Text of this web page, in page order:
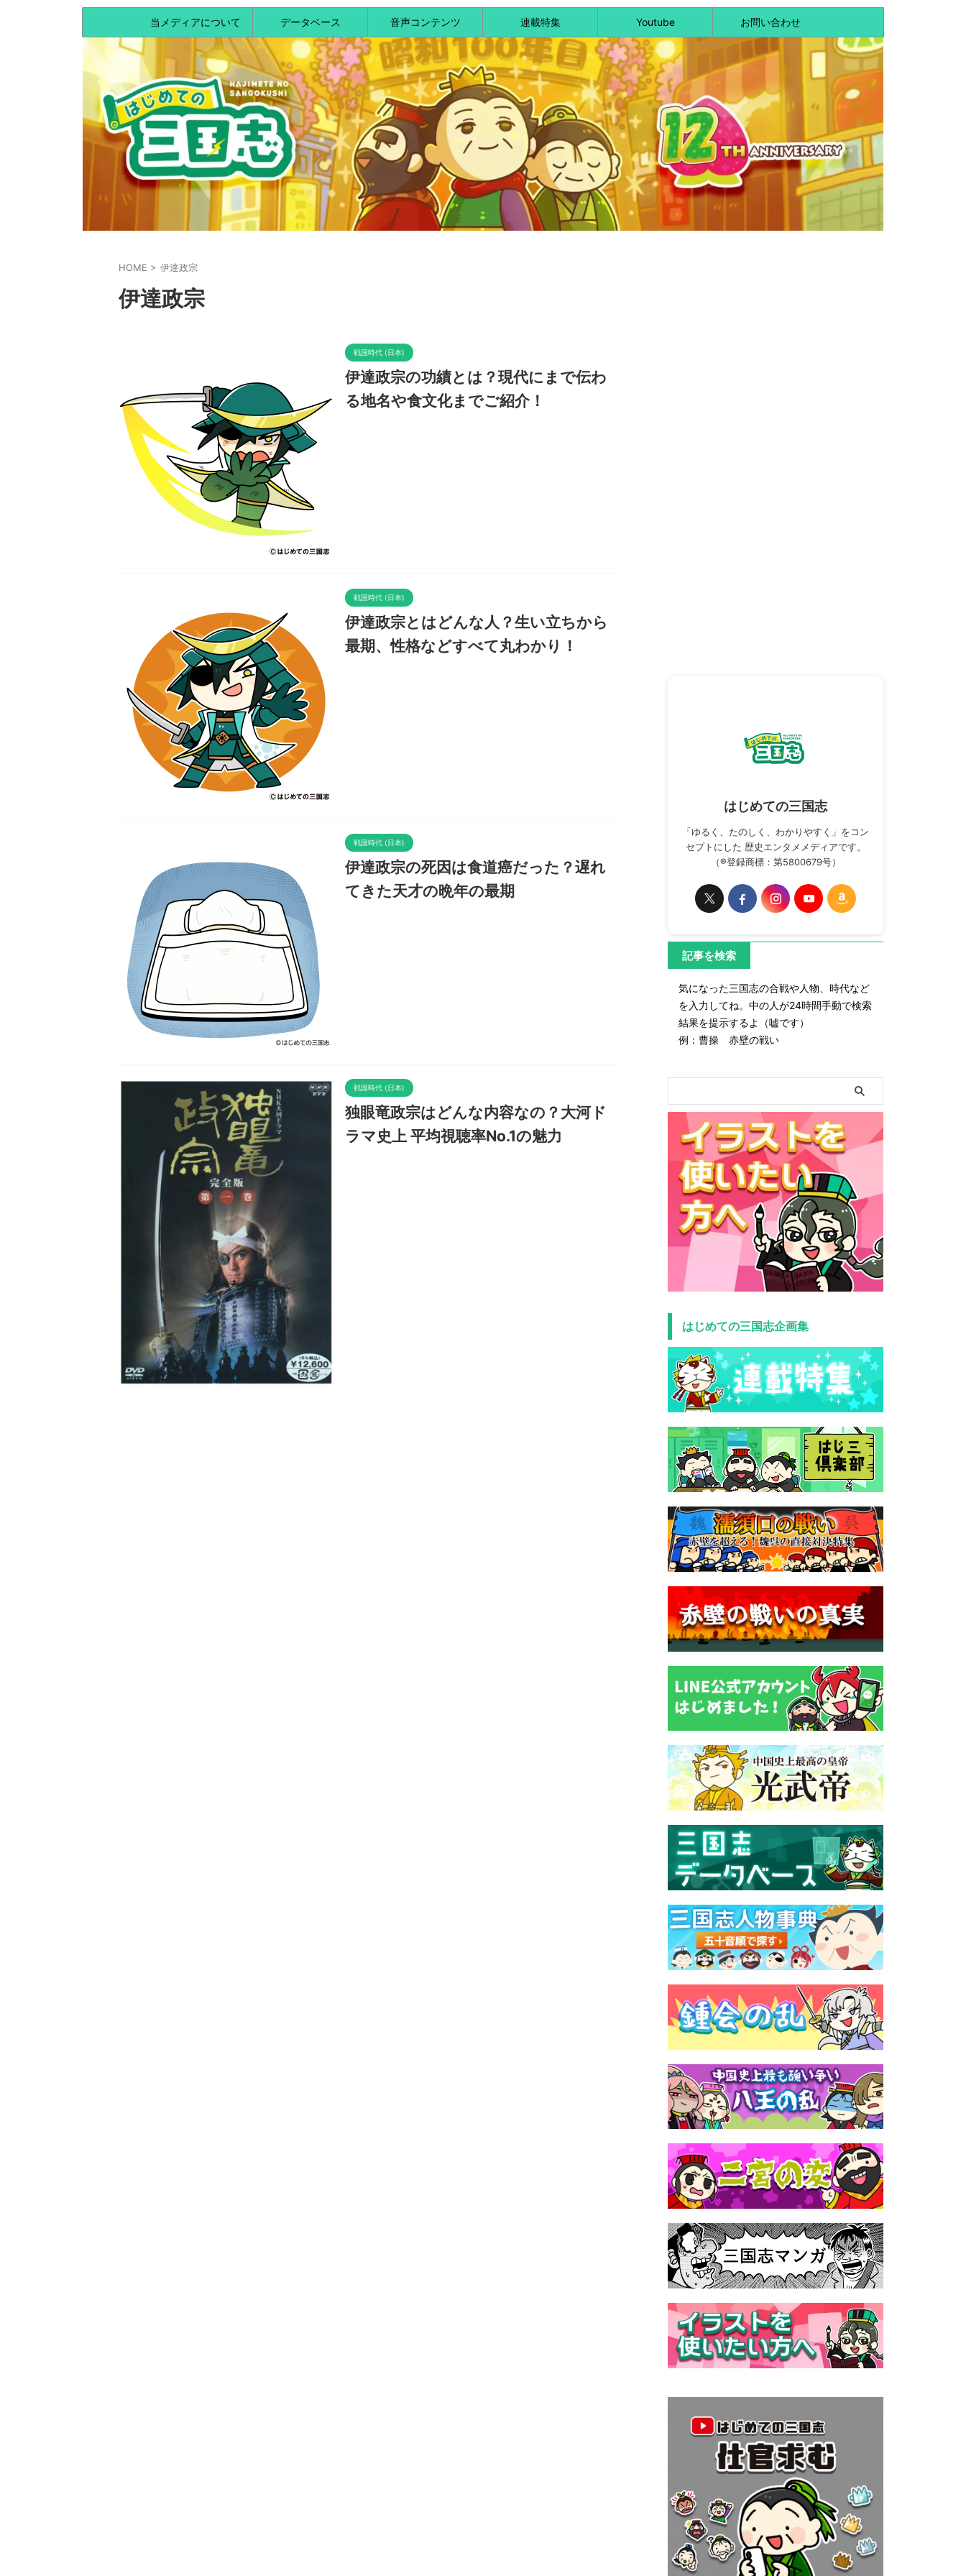
当メディアについて データベース 音声コンテンツ 連載特集 Youtube お問い合わせ
HOME > 伊達政宗
伊達政宗
戦国時代 (日本)
伊達政宗の功績とは？現代にまで伝わ
る地名や食文化までご紹介！
戦国時代 (日本)
伊達政宗とはどんな人？生い立ちから
最期、性格などすべて丸わかり！
戦国時代 (日本)
伊達政宗の死因は食道癌だった？遅れ
てきた天才の晩年の最期
戦国時代 (日本)
独眼竜政宗はどんな内容なの？大河ド
ラマ史上 平均視聴率No.1の魅力
はじめての三国志
「ゆるく、たのしく、わかりやすく」をコン
セプトにした 歴史エンタメメディアです。
（®登録商標：第5800679号）
記事を検索
気になった三国志の合戦や人物、時代など
を入力してね。中の人が24時間手動で検索
結果を提示するよ（嘘です）
例：曹操 赤壁の戦い
はじめての三国志企画集